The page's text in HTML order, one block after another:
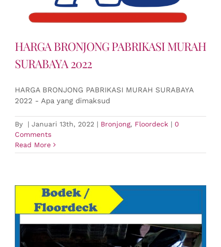
HARGA BRONJONG PABRIKASI MURAH
SURABAYA 2022
HARGA BRONJONG PABRIKASI MURAH SURABAYA
2022 - Apa yang dimaksud
By | Januari 13th, 2022 | Bronjong, Floordeck | 0
Comments
Read More